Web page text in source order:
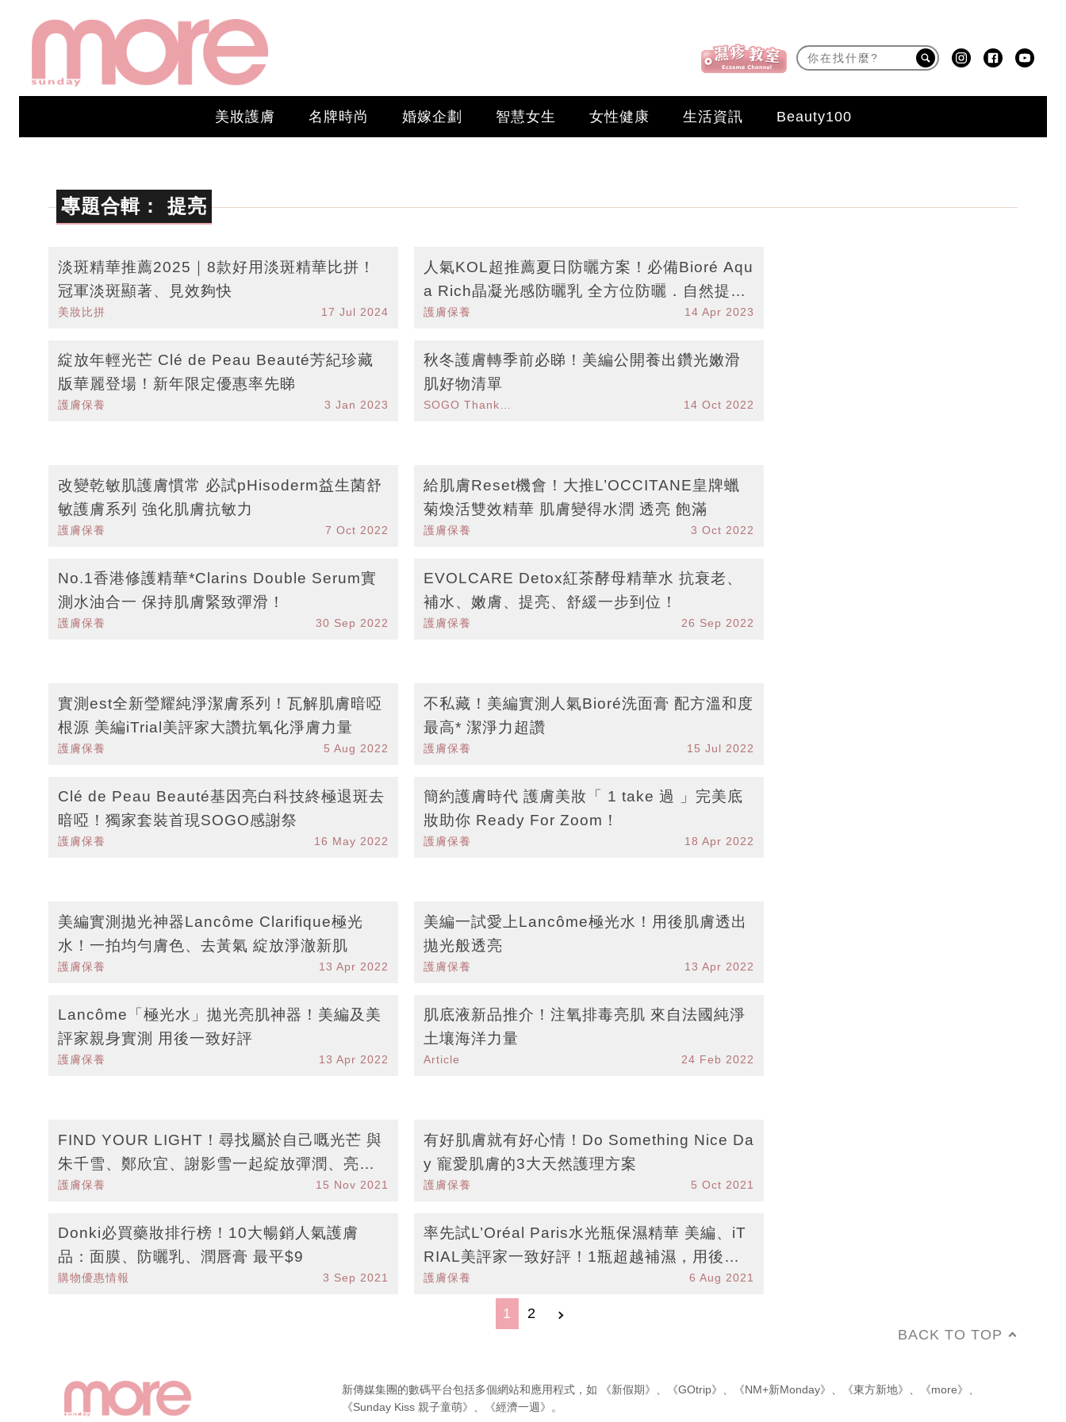
美妝護膚 名牌時尚 婚嫁企劃 智慧女生 女性健康 生活資訊 Beauty100
專題合輯： 提亮
淡斑精華推薦2025｜8款好用淡斑精華比拼！
冠軍淡斑顯著、見效夠快
美妝比拼 17 Jul 2024
人氣KOL超推薦夏日防曬方案！必備Bioré Aqu
a Rich晶凝光感防曬乳 全方位防曬．自然提
亮．妝前打底
護膚保養 14 Apr 2023
綻放年輕光芒 Clé de Peau Beauté芳紀珍藏
版華麗登場！新年限定優惠率先睇
護膚保養 3 Jan 2023
秋冬護膚轉季前必睇！美編公開養出鑽光嫩滑
肌好物清單
SOGO Thankful Weeks 2022 14 Oct 2022
改變乾敏肌護膚慣常 必試pHisoderm益生菌舒
敏護膚系列 強化肌膚抗敏力
護膚保養 7 Oct 2022
給肌膚Reset機會！大推L’OCCITANE皇牌蠟
菊煥活雙效精華 肌膚變得水潤 透亮 飽滿
護膚保養 3 Oct 2022
No.1香港修護精華*Clarins Double Serum實
測水油合一 保持肌膚緊致彈滑！
護膚保養 30 Sep 2022
EVOLCARE Detox紅茶酵母精華水 抗衰老、
補水、嫩膚、提亮、舒緩一步到位！
護膚保養 26 Sep 2022
實測est全新瑩耀純淨潔膚系列！瓦解肌膚暗啞
根源 美編iTrial美評家大讚抗氧化淨膚力量
護膚保養 5 Aug 2022
不私藏！美編實測人氣Bioré洗面膏 配方溫和度
最高* 潔淨力超讚
護膚保養 15 Jul 2022
Clé de Peau Beauté基因亮白科技終極退斑去
暗啞！獨家套裝首現SOGO感謝祭
護膚保養 16 May 2022
簡約護膚時代 護膚美妝「 1 take 過 」完美底
妝助你 Ready For Zoom！
護膚保養 18 Apr 2022
美編實測拋光神器Lancôme Clarifique極光
水！一拍均勻膚色、去黃氣 綻放淨澈新肌
護膚保養 13 Apr 2022
美編一試愛上Lancôme極光水！用後肌膚透出
拋光般透亮
護膚保養 13 Apr 2022
Lancôme「極光水」拋光亮肌神器！美編及美
評家親身實測 用後一致好評
護膚保養 13 Apr 2022
肌底液新品推介！注氧排毒亮肌 來自法國純淨
土壤海洋力量
Article 24 Feb 2022
FIND YOUR LIGHT！尋找屬於自己嘅光芒 與
朱千雪、鄭欣宜、謝影雪一起綻放彈潤、亮
白、無瑕光，從內到外自信發光！
護膚保養 15 Nov 2021
有好肌膚就有好心情！Do Something Nice Da
y 寵愛肌膚的3大天然護理方案
護膚保養 5 Oct 2021
Donki必買藥妝排行榜！10大暢銷人氣護膚
品：面膜、防曬乳、潤唇膏 最平$9
購物優惠情報 3 Sep 2021
率先試L’Oréal Paris水光瓶保濕精華 美編、iT
RIAL美評家一致好評！1瓶超越補濕，用後超
水潤、光澤、飽滿！
護膚保養 6 Aug 2021
1
2
BACK TO TOP
新傳媒集團的數碼平台包括多個網站和應用程式，如 《新假期》 、 《GOtrip》 、 《NM+新Monday》 、 《東方新地》 、 《more》 、
《Sunday Kiss 親子童萌》 、 《經濟一週》 。